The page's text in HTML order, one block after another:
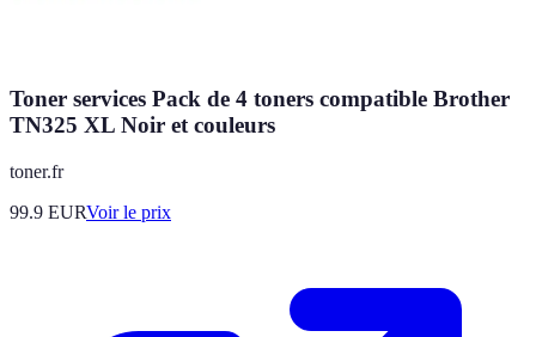
Toner services Pack de 4 toners compatible Brother
TN325 XL Noir et couleurs
toner.fr
99.9 EURVoir le prix